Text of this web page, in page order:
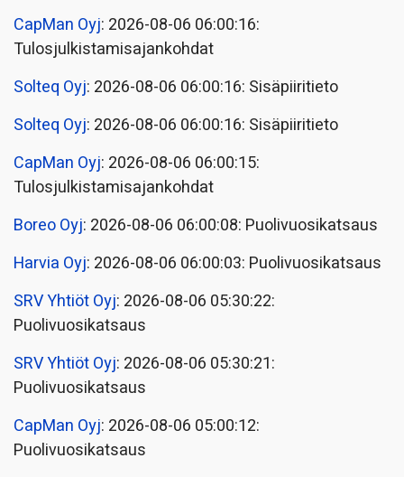
CapMan Oyj: 2026-08-06 06:00:16:
Tulosjulkistamisajankohdat
Solteq Oyj: 2026-08-06 06:00:16: Sisäpiiritieto
Solteq Oyj: 2026-08-06 06:00:16: Sisäpiiritieto
CapMan Oyj: 2026-08-06 06:00:15:
Tulosjulkistamisajankohdat
Boreo Oyj: 2026-08-06 06:00:08: Puolivuosikatsaus
Harvia Oyj: 2026-08-06 06:00:03: Puolivuosikatsaus
SRV Yhtiöt Oyj: 2026-08-06 05:30:22:
Puolivuosikatsaus
SRV Yhtiöt Oyj: 2026-08-06 05:30:21:
Puolivuosikatsaus
CapMan Oyj: 2026-08-06 05:00:12:
Puolivuosikatsaus